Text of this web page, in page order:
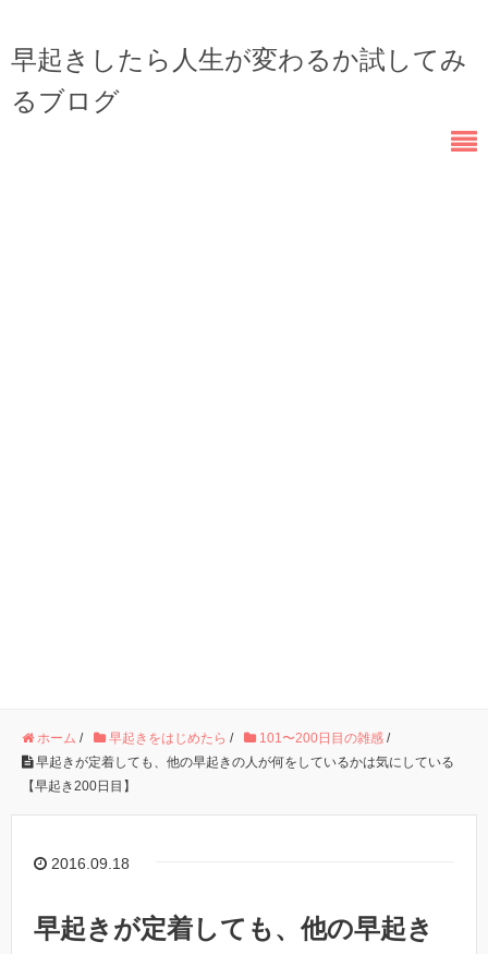
早起きしたら人生が変わるか試してみ
るブログ
ホーム / 早起きをはじめたら / 101〜200日目の雑感 /
早起きが定着しても、他の早起きの人が何をしているかは気にしている
【早起き200日目】
2016.09.18
早起きが定着しても、他の早起き